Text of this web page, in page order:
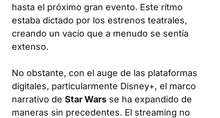
hasta el próximo gran evento. Este ritmo
estaba dictado por los estrenos teatrales,
creando un vacío que a menudo se sentía
extenso.
No obstante, con el auge de las plataformas
digitales, particularmente Disney+, el marco
narrativo de Star Wars se ha expandido de
maneras sin precedentes. El streaming no